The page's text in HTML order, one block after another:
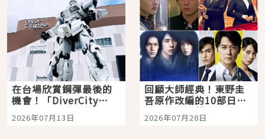
在台場欣賞鋼彈最後的
機會！「DiverCity
Tokyo Plaza」搭船、
購物、美食及夜景，一
2026年07月13日
回顧大師經典！東野圭
吾原作改編的10部日本
影視作品推薦
2026年07月28日